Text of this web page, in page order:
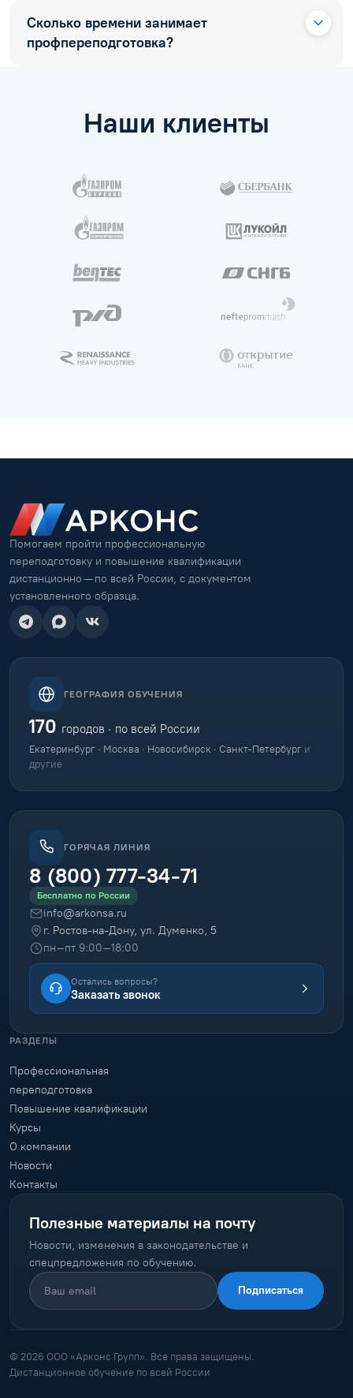
Сколько времени занимает
профпереподготовка?
Наши клиенты
Помогаем пройти профессиональную
переподготовку и повышение квалификации
дистанционно — по всей России, с документом
установленного образца.
ГЕОГРАФИЯ ОБУЧЕНИЯ
170 городов · по всей России
Екатеринбург · Москва · Новосибирск · Санкт-Петербург и
другие
ГОРЯЧАЯ ЛИНИЯ
8 (800) 777-34-71
Бесплатно по России
info@arkonsa.ru
г. Ростов-на-Дону, ул. Думенко, 5
пн–пт 9:00–18:00
Остались вопросы?
Заказать звонок
РАЗДЕЛЫ
Профессиональная
переподготовка
Повышение квалификации
Курсы
О компании
Новости
Контакты
Полезные материалы на почту
Новости, изменения в законодательстве и
спецпредложения по обучению.
Подписаться
© 2026 ООО «Арконс Групп». Все права защищены.
Дистанционное обучение по всей России